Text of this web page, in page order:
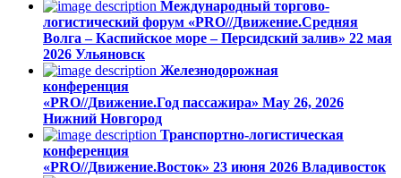
Международный торгово-
логистический форум «PRO//Движение.Средняя
Волга – Каспийское море – Персидский залив» 22 мая
2026 Ульяновск
Железнодорожная
конференция
«PRO//Движение.Год пассажира» May 26, 2026
Нижний Новгород
Транспортно-логистическая
конференция
«PRO//Движение.Восток» 23 июня 2026 Владивосток